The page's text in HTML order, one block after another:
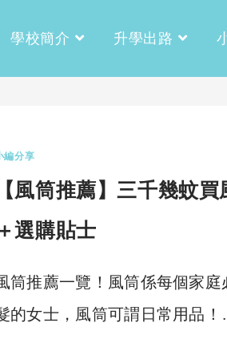
學校簡介 升學出路
編分享
【風筒推薦】三千幾蚊
＋選購貼士
筒推薦一覽！風筒係每個家
的女士，風筒可謂日常用品